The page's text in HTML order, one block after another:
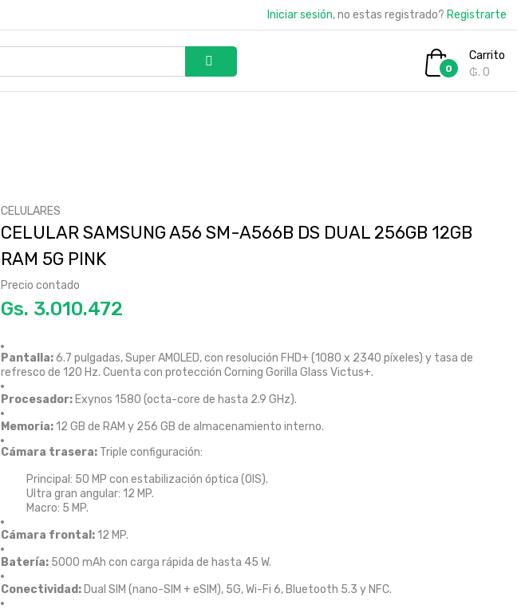
Iniciar sesión, no estas registrado? Registrarte
0
Carrito
₲. 0
CELULARES
CELULAR SAMSUNG A56 SM-A566B DS DUAL 256GB 12GB
RAM 5G PINK
Precio contado
Gs.
Pantalla:6.7 pulgadas, Super AMOLED, con resolución FHD+ (1080 x 2340 píxeles) y tasa de
refresco de 120 Hz. Cuenta con protección Corning Gorilla Glass Victus+.
Procesador: Exynos 1580 (octa-core de hasta 2.9 GHz).
Memoria:12 GB de RAM y 256 GB de almacenamiento interno.
Cámara trasera: Triple configuración:
Principal: 50 MP con estabilización óptica (OIS).
Ultra gran angular: 12 MP.
Macro: 5 MP.
Cámara frontal:12 MP.
Batería: 5000 mAh con carga rápida de hasta 45 W.
Conectividad: Dual SIM (nano-SIM + eSIM), 5G, Wi-Fi 6, Bluetooth 5.3 y NFC.